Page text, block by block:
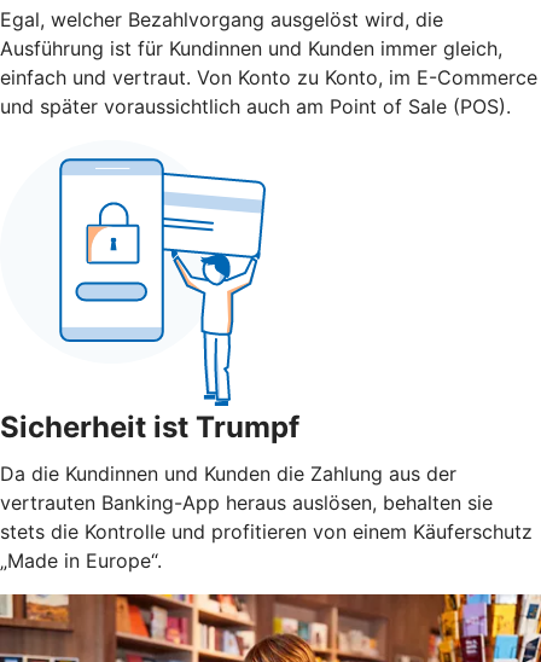
Egal, welcher Bezahlvorgang ausgelöst wird, die
Ausführung ist für Kundinnen und Kunden immer gleich,
einfach und vertraut. Von Konto zu Konto, im E-Commerce
und später voraussichtlich auch am Point of Sale (POS).
Sicherheit ist Trumpf
Da die Kundinnen und Kunden die Zahlung aus der
vertrauten Banking-App heraus auslösen, behalten sie
stets die Kontrolle und profitieren von einem Käuferschutz
„Made in Europe“.